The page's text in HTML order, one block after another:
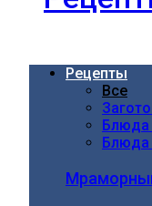
Рецепты
Все
Блюда